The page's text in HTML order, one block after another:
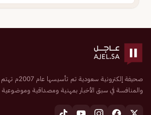
صحيفة إلكترونية
والمنافسة في سبق الأخبار بمهنية ومصداقية وموضوعية